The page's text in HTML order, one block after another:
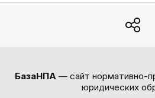
БазаНПА — сайт нормативно-
юридических